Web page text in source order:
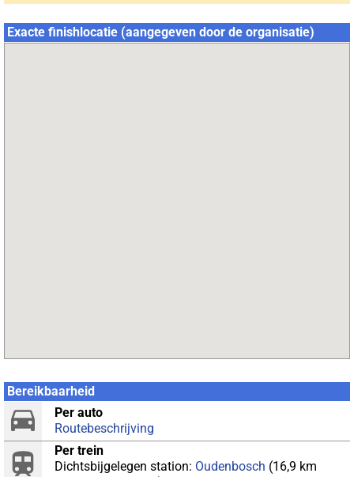
Exacte finishlocatie (aangegeven door de organisatie)
Bereikbaarheid
Per auto
Routebeschrijving
Per trein
Dichtsbijgelegen station: Oudenbosch (16,9 km